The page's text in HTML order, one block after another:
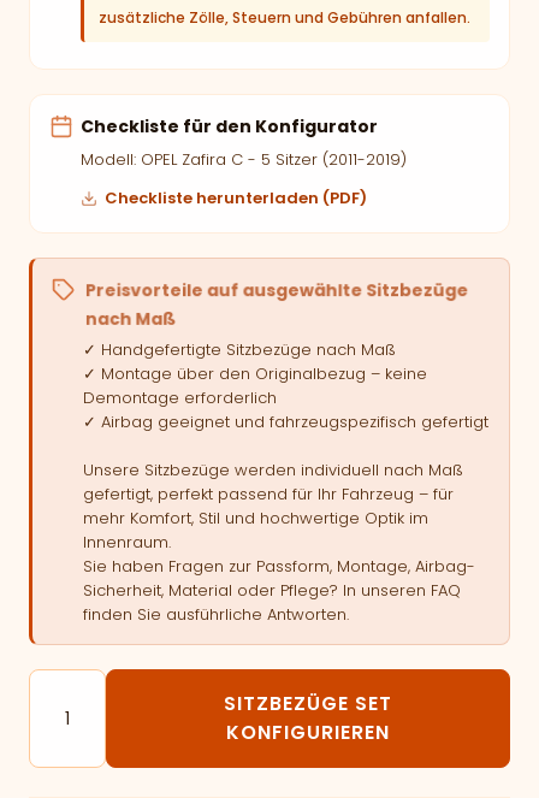
zusätzliche Zölle, Steuern und Gebühren anfallen.
Checkliste für den Konfigurator
Modell: OPEL Zafira C - 5 Sitzer (2011-2019)
Checkliste herunterladen (PDF)
Preisvorteile auf ausgewählte Sitzbezüge
nach Maß
✓ Handgefertigte Sitzbezüge nach Maß
✓ Montage über den Originalbezug – keine
Demontage erforderlich
✓ Airbag geeignet und fahrzeugspezifisch gefertigt
Unsere Sitzbezüge werden individuell nach Maß
gefertigt, perfekt passend für Ihr Fahrzeug – für
mehr Komfort, Stil und hochwertige Optik im
Innenraum.
Sie haben Fragen zur Passform, Montage, Airbag-
Sicherheit, Material oder Pflege? In unseren FAQ
finden Sie ausführliche Antworten.
Autositzbezüge passend für OPEL Zafira C van - 5
SITZBEZÜGE SET
KONFIGURIEREN